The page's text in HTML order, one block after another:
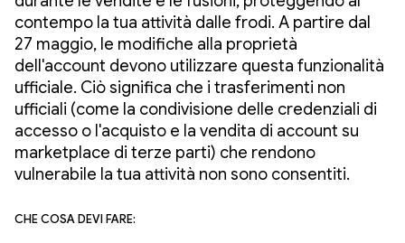
contempo la tua attività dalle frodi. A partire dal
27 maggio, le modifiche alla proprietà
dell'account devono utilizzare questa funzionalità
ufficiale. Ciò significa che i trasferimenti non
ufficiali (come la condivisione delle credenziali di
accesso o l'acquisto e la vendita di account su
marketplace di terze parti) che rendono
vulnerabile la tua attività non sono consentiti.
Che cosa devi fare: